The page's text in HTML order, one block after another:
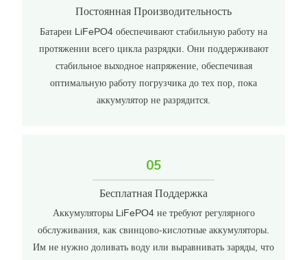
Постоянная Производительность
Батареи LiFePO4 обеспечивают стабильную работу на
протяжении всего цикла разрядки. Они поддерживают
стабильное выходное напряжение, обеспечивая
оптимальную работу погрузчика до тех пор, пока
аккумулятор не разрядится.
05
Бесплатная Поддержка
Аккумуляторы LiFePO4 не требуют регулярного
обслуживания, как свинцово-кислотные аккумуляторы.
Им не нужно доливать воду или выравнивать заряды, что